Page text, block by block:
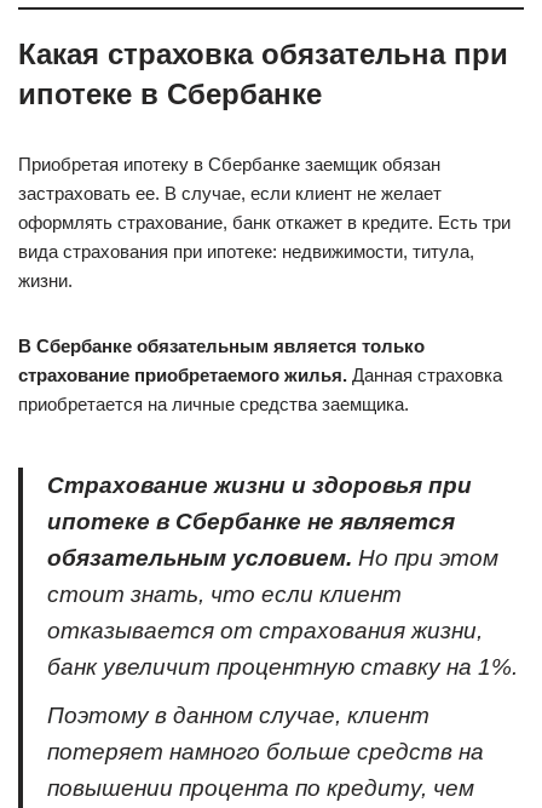
Какая страховка обязательна при
ипотеке в Сбербанке
Приобретая ипотеку в Сбербанке заемщик обязан
застраховать ее. В случае, если клиент не желает
оформлять страхование, банк откажет в кредите. Есть три
вида страхования при ипотеке: недвижимости, титула,
жизни.
В Сбербанке обязательным является только
страхование приобретаемого жилья. Данная страховка
приобретается на личные средства заемщика.
Страхование жизни и здоровья при
ипотеке в Сбербанке не является
обязательным условием. Но при этом
стоит знать, что если клиент
отказывается от страхования жизни,
банк увеличит процентную ставку на 1%.
Поэтому в данном случае, клиент
потеряет намного больше средств на
повышении процента по кредиту, чем